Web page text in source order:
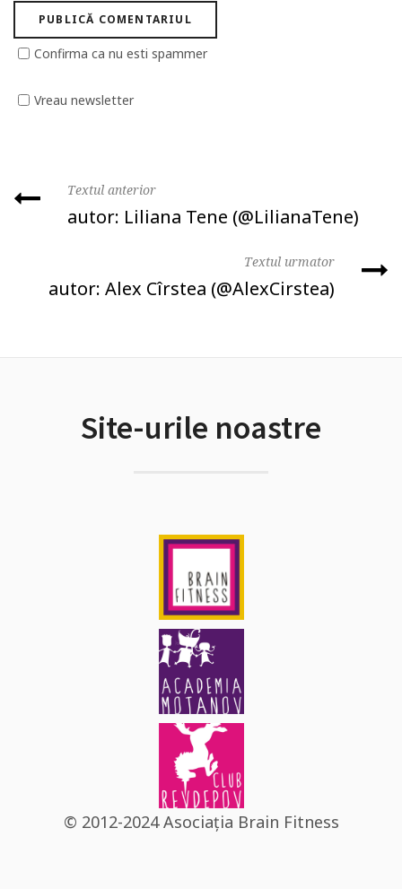
Confirma ca nu esti spammer
Vreau newsletter
Textul anterior
autor: Liliana Tene (@LilianaTene)
Textul urmator
autor: Alex Cîrstea (@AlexCirstea)
Site-urile noastre
© 2012-2024 Asociația Brain Fitness